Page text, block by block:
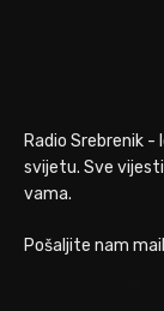
Radio Srebrenik -
svijetu. Sve
vama.
Pošaljite nam